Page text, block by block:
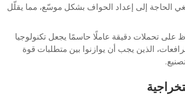
الحاجة إلى إعداد الحواف بشكل موسّع، مما يقلّل
على تحملات دقيقة عاملًا حاسمًا يجعل تكنولوجيا
الذين يجب أن يوازنوا بين متطلبات قوة